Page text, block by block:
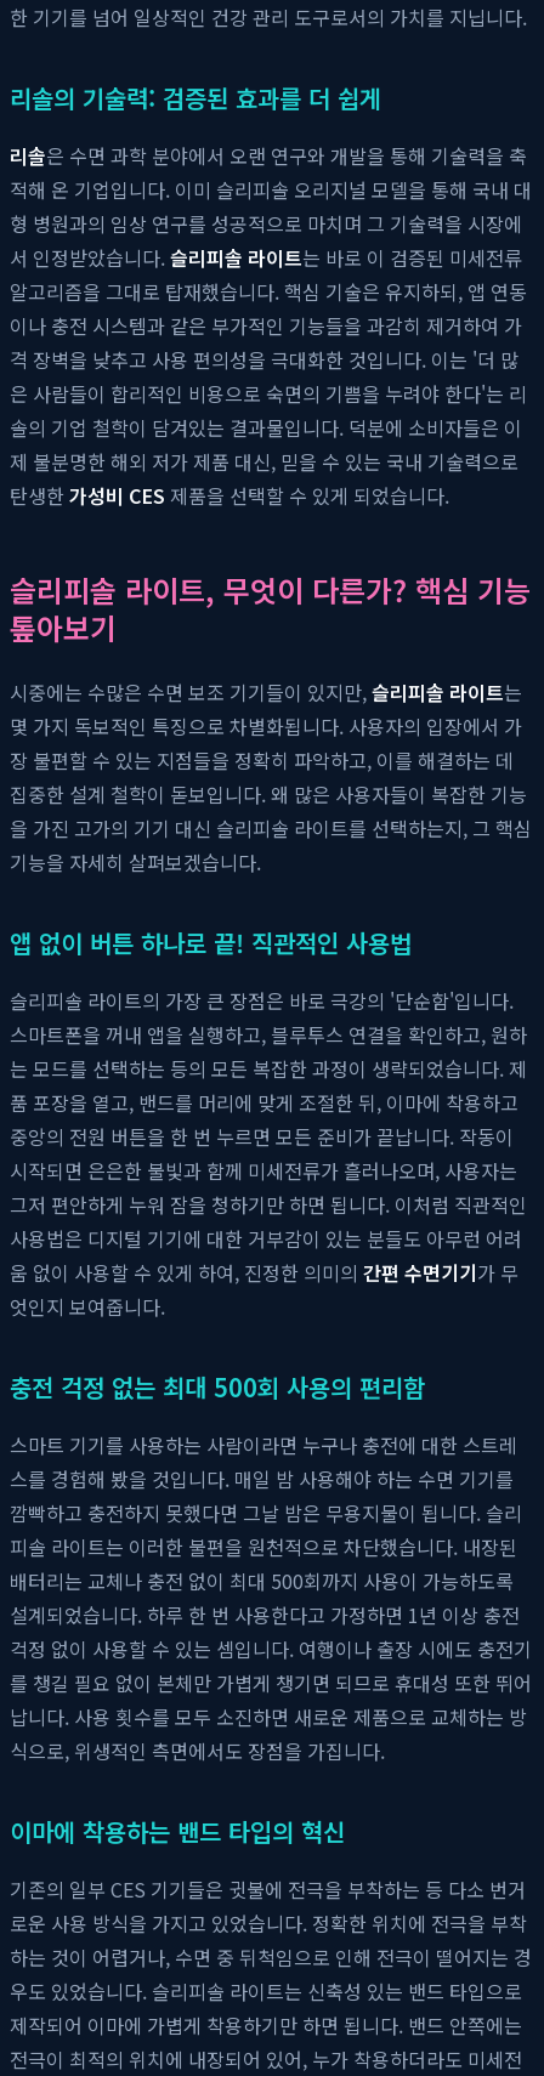
한 기기를 넘어 일상적인 건강 관리 도구로서의 가치를 지닙니다.
리솔의 기술력: 검증된 효과를 더 쉽게
리솔은 수면 과학 분야에서 오랜 연구와 개발을 통해 기술력을 축
적해 온 기업입니다. 이미 슬리피솔 오리지널 모델을 통해 국내 대
형 병원과의 임상 연구를 성공적으로 마치며 그 기술력을 시장에
서 인정받았습니다.슬리피솔 라이트는 바로 이 검증된 미세전류
알고리즘을 그대로 탑재했습니다. 핵심 기술은 유지하되, 앱 연동
이나 충전 시스템과 같은 부가적인 기능들을 과감히 제거하여 가
격 장벽을 낮추고 사용 편의성을 극대화한 것입니다. 이는 '더 많
은 사람들이 합리적인 비용으로 숙면의 기쁨을 누려야 한다'는 리
솔의 기업 철학이 담겨있는 결과물입니다. 덕분에 소비자들은 이
제 불분명한 해외 저가 제품 대신, 믿을 수 있는 국내 기술력으로
탄생한 가성비 CES 제품을 선택할 수 있게 되었습니다.
슬리피솔 라이트, 무엇이 다른가? 핵심 기능
톺아보기
시중에는 수많은 수면 보조 기기들이 있지만,슬리피솔 라이트는
몇 가지 독보적인 특징으로 차별화됩니다. 사용자의 입장에서 가
장 불편할 수 있는 지점들을 정확히 파악하고, 이를 해결하는 데
집중한 설계 철학이 돋보입니다. 왜 많은 사용자들이 복잡한 기능
을 가진 고가의 기기 대신 슬리피솔 라이트를 선택하는지, 그 핵심
기능을 자세히 살펴보겠습니다.
앱 없이 버튼 하나로 끝! 직관적인 사용법
슬리피솔 라이트의 가장 큰 장점은 바로 극강의 '단순함'입니다.
스마트폰을 꺼내 앱을 실행하고, 블루투스 연결을 확인하고, 원하
는 모드를 선택하는 등의 모든 복잡한 과정이 생략되었습니다. 제
품 포장을 열고, 밴드를 머리에 맞게 조절한 뒤, 이마에 착용하고
중앙의 전원 버튼을 한 번 누르면 모든 준비가 끝납니다. 작동이
시작되면 은은한 불빛과 함께 미세전류가 흘러나오며, 사용자는
그저 편안하게 누워 잠을 청하기만 하면 됩니다. 이처럼 직관적인
사용법은 디지털 기기에 대한 거부감이 있는 분들도 아무런 어려
움 없이 사용할 수 있게 하여, 진정한 의미의 간편 수면기기가 무
엇인지 보여줍니다.
충전 걱정 없는 최대 500회 사용의 편리함
스마트 기기를 사용하는 사람이라면 누구나 충전에 대한 스트레
스를 경험해 봤을 것입니다. 매일 밤 사용해야 하는 수면 기기를
깜빡하고 충전하지 못했다면 그날 밤은 무용지물이 됩니다. 슬리
피솔 라이트는 이러한 불편을 원천적으로 차단했습니다. 내장된
배터리는 교체나 충전 없이 최대 500회까지 사용이 가능하도록
설계되었습니다. 하루 한 번 사용한다고 가정하면 1년 이상 충전
걱정 없이 사용할 수 있는 셈입니다. 여행이나 출장 시에도 충전기
를 챙길 필요 없이 본체만 가볍게 챙기면 되므로 휴대성 또한 뛰어
납니다. 사용 횟수를 모두 소진하면 새로운 제품으로 교체하는 방
식으로, 위생적인 측면에서도 장점을 가집니다.
이마에 착용하는 밴드 타입의 혁신
기존의 일부 CES 기기들은 귓불에 전극을 부착하는 등 다소 번거
로운 사용 방식을 가지고 있었습니다. 정확한 위치에 전극을 부착
하는 것이 어렵거나, 수면 중 뒤척임으로 인해 전극이 떨어지는 경
우도 있었습니다. 슬리피솔 라이트는 신축성 있는 밴드 타입으로
제작되어 이마에 가볍게 착용하기만 하면 됩니다. 밴드 안쪽에는
전극이 최적의 위치에 내장되어 있어, 누가 착용하더라도 미세전